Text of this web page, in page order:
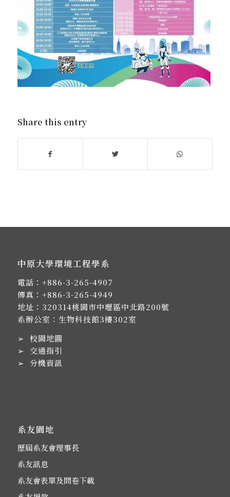
Share this entry
中原大學環境工程學系
電話： +886-3-265-4907
傳真：+886-3-265-4949
地址： 320314桃園市中壢區中北路200號
系辦公室：生物科技館3樓302室
➢ 校園地圖
➢ 交通指引
➢ 分機資訊
系友園地
歷屆系友會理事長
系友訊息
系友會表單及問卷下載